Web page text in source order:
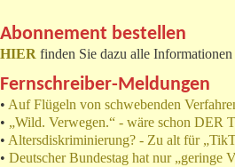
Abonnement bestellen
HIER finden Sie dazu alle Informationen
Fernschreiber-Meldungen
• Auf Flügeln von schwebenden
• „Wild. Verwegen.“ - wäre schon DER
• Altersdiskriminierung? - Zu alt für
• Deutscher Bundestag hat nur „geringe